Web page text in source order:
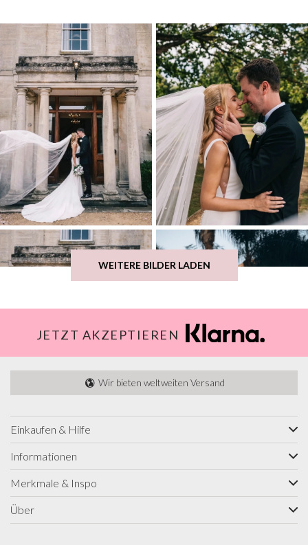
WEITERE BILDER LADEN
JETZT AKZEPTIEREN
Wir bieten weltweiten Versand
Einkaufen & Hilfe
Informationen
Merkmale & Inspo
Über